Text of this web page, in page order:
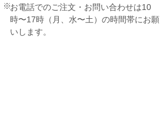
お電話でのご注文・お問い合わせは10
時〜17時（月、水〜土）の時間帯にお願
いします。